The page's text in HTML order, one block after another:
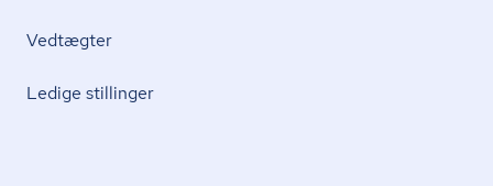
Vedtægter
Ledige stillinger